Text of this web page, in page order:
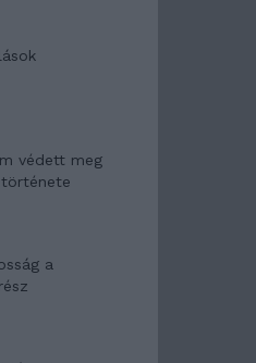
védett meg
története
a